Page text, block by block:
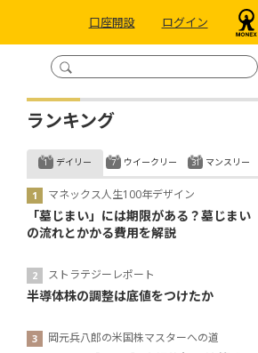
口座開設 ログイン
ランキング
デイリー
マネックス人生100年デザイン
「墓じまい」には期限がある？墓じまい
の流れとかかる費用を解説
ストラテジーレポート
半導体株の調整は底値をつけたか
岡元兵八郎の米国株マスターへの道
ウイークリー マンスリー